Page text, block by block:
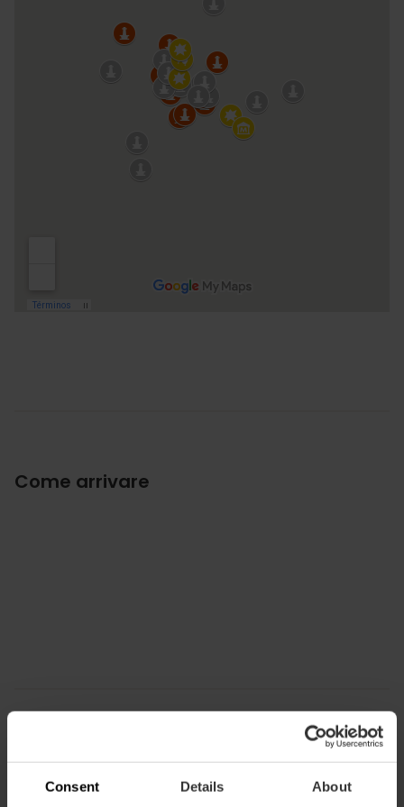
Consent Details About
Come arrivare